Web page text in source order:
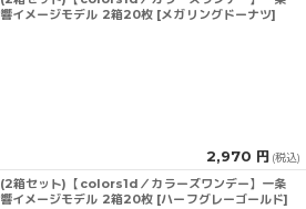
響イメージモデル 2箱20枚 [メガリングドーナツ]
2,970 円 (税込)
(2箱セット)【colors1d／カラーズワンデー】一条
響イメージモデル 2箱20枚 [ハーフグレーゴールド]